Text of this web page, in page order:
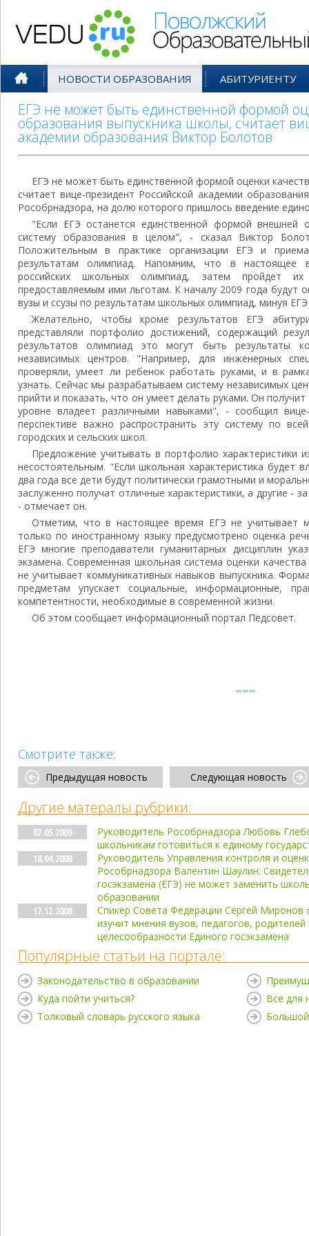
НОВОСТИ ОБРАЗОВАНИЯ АБИТУРИЕНТУ
ЕГЭ не может быть единственной формой
образования выпускника школы, считает
академии образования Виктор Болотов
ЕГЭ не может быть единственной формой оценки
считает вице-президент Российской академии
Рособрнадзора, на долю которого пришлось введение
"Если ЕГЭ останется единственной формой
систему образования в целом", - сказал Виктор
Положительным в практике организации ЕГЭ и
результатам олимпиад. Напомним, что в настоящее
российских школьных олимпиад, затем пройдет
предоставляемым ими льготам. К началу 2009 года будут
вузы и ссузы по результатам школьных олимпиад, минуя
Желательно, чтобы кроме результатов ЕГЭ
представляли портфолио достижений, содержащий
результатов олимпиад это могут быть результаты
независимых центров. "Например, для инженерных
проверяли, умеет ли ребенок работать руками, и в
узнать. Сейчас мы разрабатываем систему независимых
прийти и показать, что он умеет делать руками. Он
уровне владеет различными навыками", - сообщил
перспективе важно распространить эту систему по
городских и сельских школ.
Предложение учитывать в портфолио характеристики
несостоятельным. "Если школьная характеристика будет
два года все дети будут политически грамотными и
заслуженно получат отличные характеристики, а другие -
- отмечает он.
Отметим, что в настоящее время ЕГЭ не учитывает
только по иностранному языку предусмотрено оценка
ЕГЭ многие преподаватели гуманитарных дисциплин
экзамена. Современная школьная система оценки
не учитывает коммуникативных навыков выпускника.
предметам упускает социальные, информационные,
компетентности, необходимые в современной жизни.
Об этом сообщает информационный портал Педсовет.
Смотрите также:
Предыдущая новость Следующая новость
Другие матералы рубрики:
07.05.2009
Руководитель Рособрнадзора Любовь
школьникам готовиться к единому
18.04.2008
Руководитель Управления контроля и
Рособрнадзора Валентин Шаулин:
госэкзамена (ЕГЭ) не может заменить
образовании
17.12.2008
Спикер Совета Федерации Сергей
изучит мнения вузов, педагогов,
целесообразности Единого госэкзамена
Популярные статьи на портале:
Законодательство в образовании
Куда пойти учиться?
Толковый словарь русского языка
Все для
Большой